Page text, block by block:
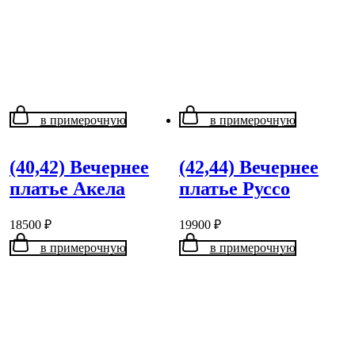
в примерочную
(40,42) Вечернее
платье Акела
18500 ₽
в примерочную
в примерочную
(42,44) Вечернее
платье Руссо
19900 ₽
в примерочную